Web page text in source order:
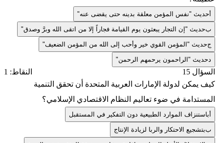
حديث "نفس المؤمن معلقة بدينه حتى يقضى عنه"
بحديث "إن التجار يبعثون يوم القيامة فجاراً إلا من اتقى الله وبرَّ وصدق"
جحديث "المؤمن القوي خير وأحب إلى الله من المؤمن الضعيف"
حديث "الراحمون يرحمهم الرحمن"
السؤال 15
النقاط: 1
كيف يمكن لدولة الإمارات العربية المتحدة أن تحقق التنمية
المستدامة في ضوء تعاليم النظام الاقتصادي الإسلامي؟
باستنزاف الموارد الطبيعية دون التفكير في المستقبل
ببتشجيع الاحتكار والربا لزيادة الإنتاج